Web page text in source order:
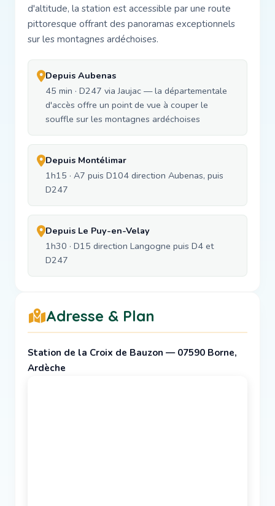
d'altitude, la station est accessible par une route
pittoresque offrant des panoramas exceptionnels
sur les montagnes ardéchoises.
Depuis Aubenas
45 min · D247 via Jaujac — la départementale
d'accès offre un point de vue à couper le
souffle sur les montagnes ardéchoises
Depuis Montélimar
1h15 · A7 puis D104 direction Aubenas, puis
D247
Depuis Le Puy-en-Velay
1h30 · D15 direction Langogne puis D4 et
D247
Adresse & Plan
Station de la Croix de Bauzon — 07590 Borne,
Ardèche